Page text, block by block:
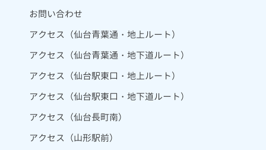
お問い合わせ
アクセス（仙台青葉通・地上ルート）
アクセス（仙台青葉通・地下道ルート）
アクセス（仙台駅東口・地上ルート）
アクセス（仙台駅東口・地下道ルート）
アクセス（仙台長町南）
アクセス（山形駅前）